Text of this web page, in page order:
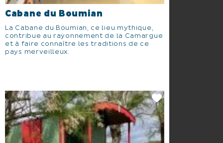
Cabane du Boumian
La Cabane du Boumian, ce lieu mythique,
contribue au rayonnement de la Camargue
et à faire connaître les traditions de ce
pays merveilleux.